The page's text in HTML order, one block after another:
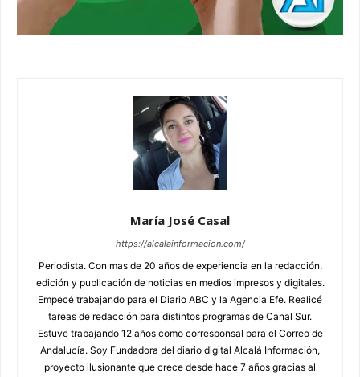
María José Casal
https://alcalainformacion.com/
Periodista. Con mas de 20 años de experiencia en la redacción,
edición y publicación de noticias en medios impresos y digitales.
Empecé trabajando para el Diario ABC y la Agencia Efe. Realicé
tareas de redacción para distintos programas de Canal Sur.
Estuve trabajando 12 años como corresponsal para el Correo de
Andalucía. Soy Fundadora del diario digital Alcalá Información,
proyecto ilusionante que crece desde hace 7 años gracias al